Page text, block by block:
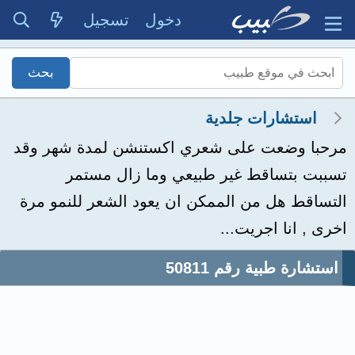
دخول تسجيل
استشارات جلدية
مرحبا وضعت على شعري اكستنشن لمدة شهر وقد
تسببت بتساقط غير طبيعي وما زال مستمر
التساقط هل من الممكن ان يعود الشعر للنمو مرة
اخرى , انا اجريت...
استشارة طبية رقم 50811